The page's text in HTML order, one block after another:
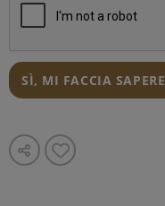
SÌ, MI FACCIA SAPERE